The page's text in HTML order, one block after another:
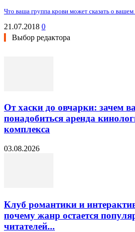
Что ваша группа крови может сказать о вашем
21.07.2018 0
Выбор редактора
От хаски до овчарки: зачем
понадобиться аренда
комплекса
03.08.2026
Клуб романтики и
почему жанр остается
читателей...